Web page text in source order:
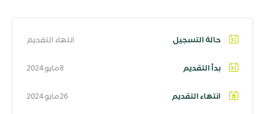
حالة التسجيل انتهاء التقديم
بدأ التقديم 8 مايو 2024
انتهاء التقديم 26 مايو 2024